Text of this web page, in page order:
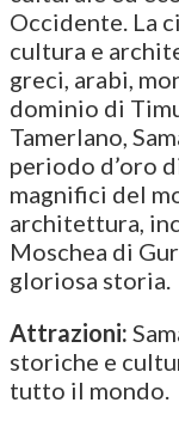
Occidente. La
cultura e
greci, arabi,
dominio di
Tamerlano,
periodo d’oro
magnifici del
architettura,
Moschea di
gloriosa storia.
Attrazioni:
storiche e
tutto il mondo.